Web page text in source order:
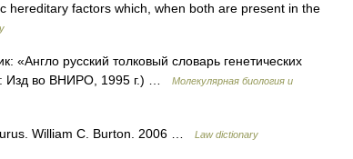
hereditary factors which, when both are present in the
русский толковый словарь генетических
Изд во ВНИРО, 1995 г.) …
Молекулярная биология и
William C. Burton. 2006 … Law dictionary